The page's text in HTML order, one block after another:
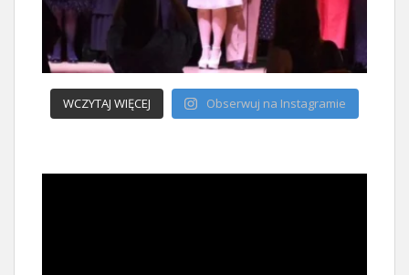
WCZYTAJ WIĘCEJ Obserwuj na Instagramie